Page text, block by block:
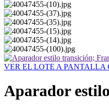
VER EL LOTE A PANTALLA
Aparador